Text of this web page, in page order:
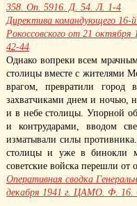
358. Оп. 5916. Д. 54. Л. 1-4
Директива командующего 16-
Рокоссовского от 21
42-44
Однако вопреки всем
столицы вместе с жителями
врагом, превратили
захватчиками днем и ночью,
и в небе столицы. Упорной
и контрударами, вводом
изматывали силы
столицы и уже в бинокли
советские войска перешли от
Оперативная сводка
декабря 1941 г. ЦАМО. Ф. 16.